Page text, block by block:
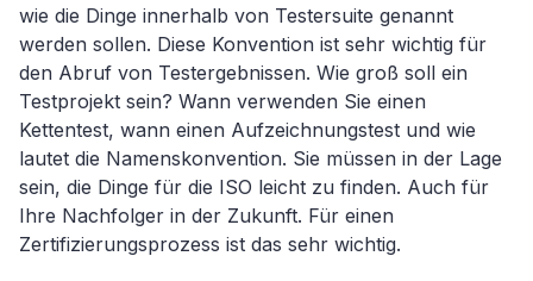
wie die Dinge innerhalb von Testersuite genannt
werden sollen. Diese Konvention ist sehr wichtig für
den Abruf von Testergebnissen. Wie groß soll ein
Testprojekt sein? Wann verwenden Sie einen
Kettentest, wann einen Aufzeichnungstest und wie
lautet die Namenskonvention. Sie müssen in der Lage
sein, die Dinge für die ISO leicht zu finden. Auch für
Ihre Nachfolger in der Zukunft. Für einen
Zertifizierungsprozess ist das sehr wichtig.